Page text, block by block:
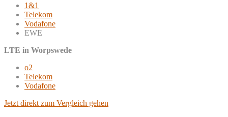
1&1
Telekom
Vodafone
EWE
LTE in Worpswede
o2
Telekom
Vodafone
Jetzt direkt zum Vergleich gehen